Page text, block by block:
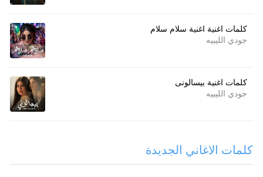
كلمات اغنية اغنية سلام سلام
جودي الليبيه
كلمات اغنية بيسالونى
جودي الليبيه
كلمات الاغاني الجديدة